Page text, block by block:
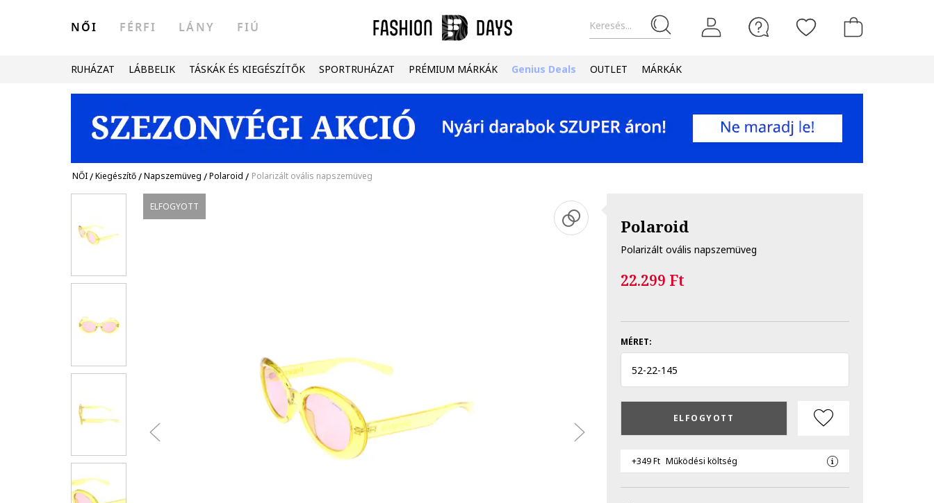
Keresés...
NŐI FÉRFI LÁNY FIÚ
RUHÁZAT LÁBBELIK TÁSKÁK ÉS KIEGÉSZÍTŐK SPORTRUHÁZAT PRÉMIUM MÁRKÁK Genius Deals OUTLET MÁRKÁK
NŐI/Kiegészítő/Napszemüveg /Polaroid / Polarizált ovális napszemüveg
ELFOGYOTT
Polaroid
Polarizált ovális napszemüveg
22.299 Ft
MÉRET:
52-22-145
ELFOGYOTT
+349 Ft Működési költség